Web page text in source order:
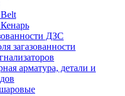
ДЗС
загазованности
арматура, детали и